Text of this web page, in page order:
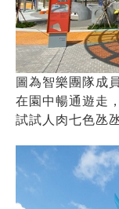
圖為智樂團隊成
在園中暢通遊走
試試人肉七色氹